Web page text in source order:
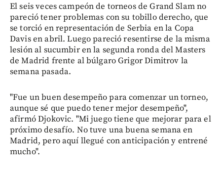
El seis veces campeón de torneos de Grand Slam no
pareció tener problemas con su tobillo derecho, que
se torció en representación de Serbia en la Copa
Davis en abril. Luego pareció resentirse de la misma
lesión al sucumbir en la segunda ronda del Masters
de Madrid frente al búlgaro Grigor Dimitrov la
semana pasada.
"Fue un buen desempeño para comenzar un torneo,
aunque sé que puedo tener mejor desempeño",
afirmó Djokovic. "Mi juego tiene que mejorar para el
próximo desafío. No tuve una buena semana en
Madrid, pero aquí llegué con anticipación y entrené
mucho".